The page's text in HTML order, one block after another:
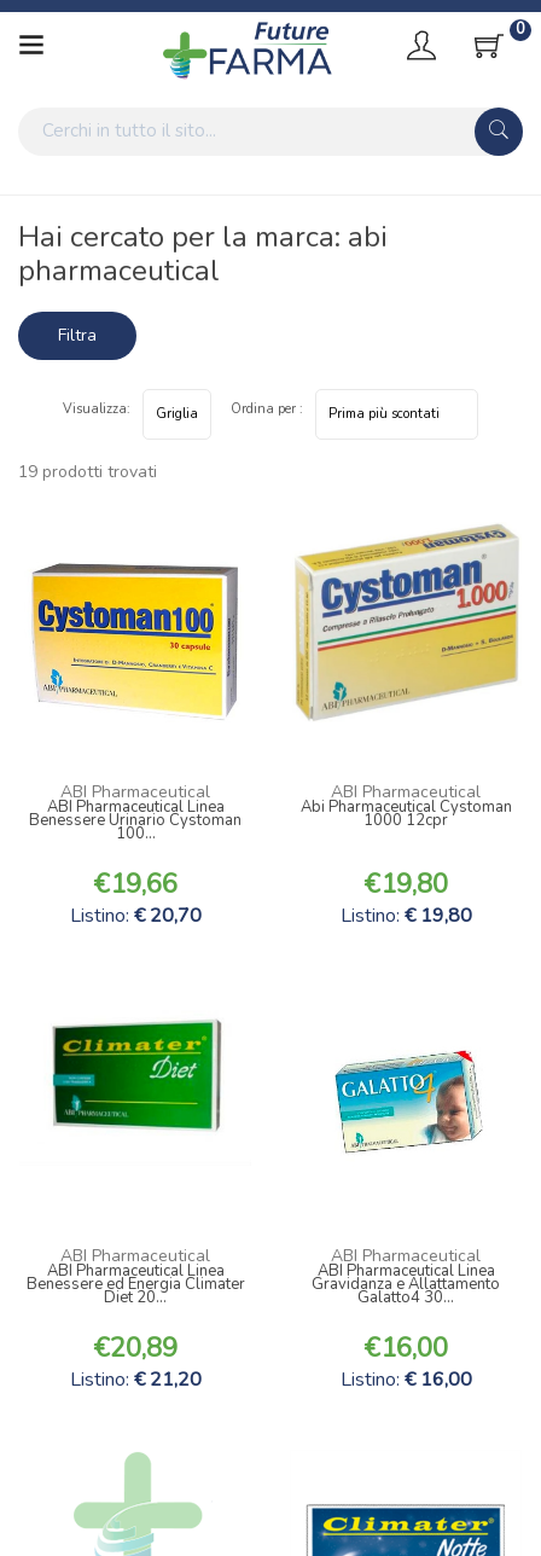
0
Home Marche parafarmaci abi pharmaceutical
Hai cercato per la marca: abi
pharmaceutical
Filtra
19 prodotti trovati
Visualizza: Ordina per :
ABI Pharmaceutical
ABI Pharmaceutical Linea
Benessere Urinario Cystoman
100...
19,66
Listino: 20,70
ABI Pharmaceutical
Abi Pharmaceutical Cystoman
1000 12cpr
19,80
Listino: 19,80
ABI Pharmaceutical
ABI Pharmaceutical Linea
Benessere ed Energia Climater
Diet 20...
20,89
Listino: 21,20
ABI Pharmaceutical
ABI Pharmaceutical Linea
Gravidanza e Allattamento
Galatto4 30...
16,00
Listino: 16,00